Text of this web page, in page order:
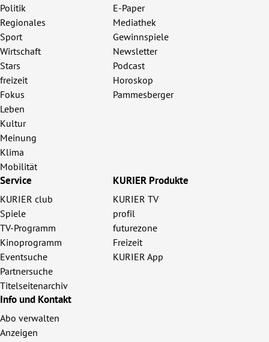
Politik
Regionales
Sport
Wirtschaft
Stars
freizeit
Fokus
Leben
Kultur
Meinung
Klima
Mobilität
E-Paper
Mediathek
Gewinnspiele
Newsletter
Podcast
Horoskop
Pammesberger
Service
KURIER club
Spiele
TV-Programm
Kinoprogramm
Eventsuche
Partnersuche
Titelseitenarchiv
KURIER Produkte
KURIER TV
profil
futurezone
Freizeit
KURIER App
Info und Kontakt
Abo verwalten
Anzeigen